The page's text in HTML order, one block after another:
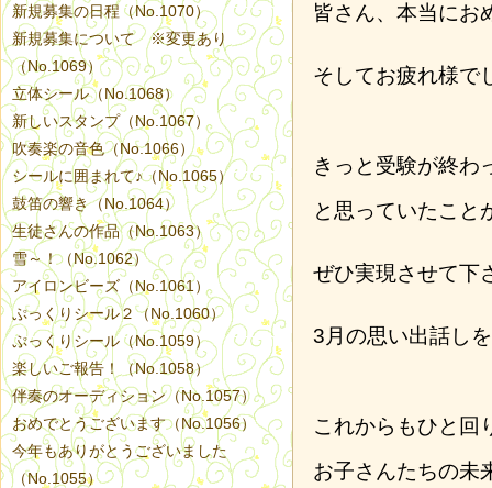
皆さん、本当にお
そしてお疲れ様で
きっと受験が終わ
と思っていたこと
ぜひ実現させて下
3月の思い出話し
これからもひと回
お子さんたちの未
新規募集の日程（No.1070）
新規募集について ※変更あり
（No.1069）
立体シール（No.1068）
新しいスタンプ（No.1067）
吹奏楽の音色（No.1066）
シールに囲まれて♪（No.1065）
鼓笛の響き（No.1064）
生徒さんの作品（No.1063）
雪～！（No.1062）
アイロンビーズ（No.1061）
ぷっくりシール２（No.1060）
ぷっくりシール（No.1059）
楽しいご報告！（No.1058）
伴奏のオーディション（No.1057）
おめでとうございます（No.1056）
今年もありがとうございました
（No.1055）